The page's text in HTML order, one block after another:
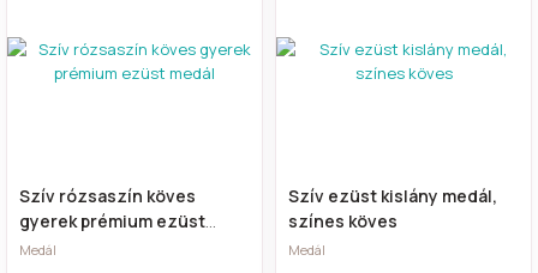
Szív rózsaszín köves
gyerek prémium ezüst
medál
Medál
Szív ezüst kislány medál,
színes köves
Medál